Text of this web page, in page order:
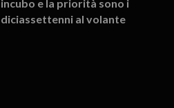
incubo e la priorità sono i
diciassettenni al volante